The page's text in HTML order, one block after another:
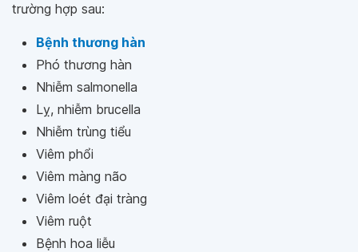
trường hợp sau:
Bệnh thương hàn
Phó thương hàn
Nhiễm salmonella
Lỵ, nhiễm brucella
Nhiễm trùng tiểu
Viêm phổi
Viêm màng não
Viêm loét đại tràng
Viêm ruột
Bệnh hoa liễu